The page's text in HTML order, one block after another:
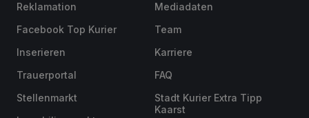
Reklamation
Facebook Top Kurier
Inserieren
Trauerportal
Stellenmarkt
Mediadaten
Team
Karriere
FAQ
Stadt Kurier Extra Tipp
Kaarst